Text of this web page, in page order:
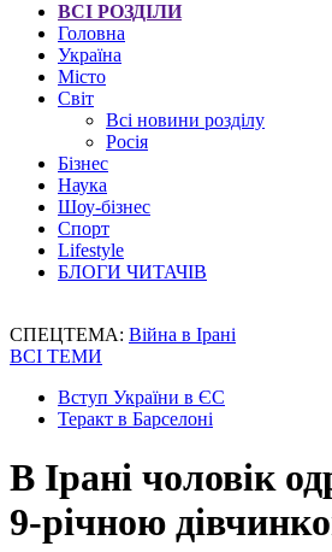
ВСІ РОЗДІЛИ
Головна
Україна
Місто
Світ
Всі новини розділу
Росія
Бізнес
Наука
Шоу-бізнес
Спорт
Lifestyle
БЛОГИ ЧИТАЧІВ
СПЕЦТЕМА: Війна в Ірані
ВСІ ТЕМИ
Вступ України в ЄС
Теракт в Барселоні
В Ірані чоловік
9-річною